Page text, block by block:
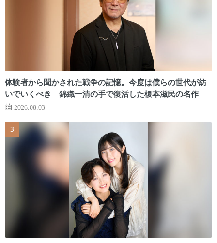
体験者から聞かされた戦争の記憶。今度は僕らの世代が紡
いでいくべき 錦織一清の手で復活した榎本滋民の名作
2026.08.03